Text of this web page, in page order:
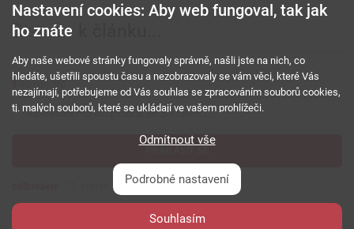
Diskuze
komentářů
12. březen 2025
PÁTÁ ITERACE STEJNÉ MIZÉRIE :
(((((((((((((((((((((((((((((((((((((((((((((((((((((((((((((((((((((((((((((((((((((((((((
Nastavení cookies: Aby web fungoval, tak jak
ho znáte
Aby naše webové stránky fungovaly správně, našli jste na nich, co
hledáte, ušetřili spoustu času a nezobrazovaly se vám věci, které Vás
nezajímají, potřebujeme od Vás souhlas se zpracováním souborů cookies,
tj. malých souborů, které se ukládají ve vašem prohlížeči.
Odmítnout vše
Podrobné nastavení
Souhlasím